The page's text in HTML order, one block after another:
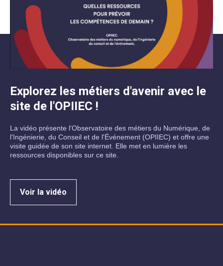
Explorez les métiers d'avenir avec le
site de l'OPIIEC !
La vidéo présente l'Observatoire des métiers du Numérique, de
l'Ingénierie, du Conseil et de l'Événement (OPIIEC) et offre une
visite guidée de son site internet. Elle met en lumière les
ressources disponibles sur ce site.
Voir la vidéo